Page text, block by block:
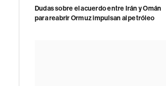
Dudas sobre el acuerdo entre Irán y Omán
para reabrir Ormuz impulsan al petróleo